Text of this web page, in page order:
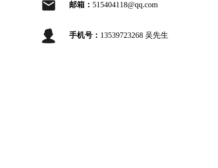
邮箱： 515404118@qq.com
手机号： 13539723268 吴先生